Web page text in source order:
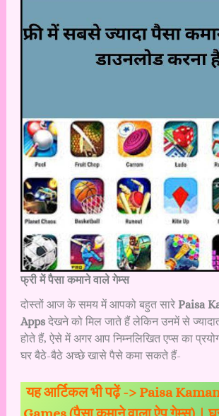
फ्री में पैसा कमाने वाले गेम्स
दोस्तों आज के समय में आपको बहुत सारे Paisa
Appsदेखने को मिल जाते हैं लेकिन उनमें से
होते हैं, ऐसे में अगर आप निम्नलिखित एप्स का
घर बैठे-बैठे अच्छे खासे पैसे कमा सकते हैं-
यह आर्टिकल भी पढ़ें -> Paisa